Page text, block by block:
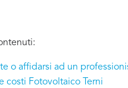
o affidarsi ad un
costi Fotovoltaico Terni